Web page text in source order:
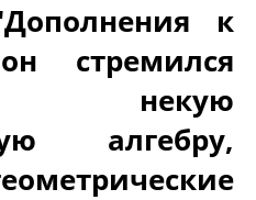
к
стремился
некую
алгебру,